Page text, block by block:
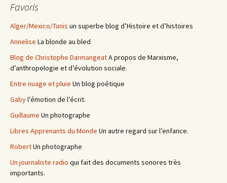
Favoris
Alger/Mexico/Tunis un superbe blog d’Histoire et d’histoires
Annelise La blonde au bled
Blog de Christophe DarmangeatA propos de Marxisme,
d’anthropologie et d’évolution sociale.
Entre nuage et pluie Un blog poétique
Gabyl’émotion de l’écrit.
Guillaume Un photographe
Libres Apprenants du Monde Un autre regard sur l’enfance.
RobertUn photographe
Un journaliste radio qui fait des documents sonores très
importants.